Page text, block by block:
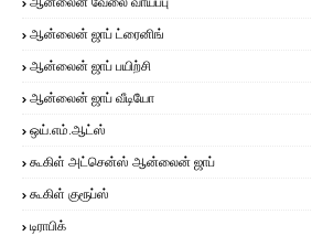
ஆன்லைன் ஜாப் ட்ரைனிங்
ஆன்லைன் ஜாப் பயிற்சி
ஆன்லைன் ஜாப் வீடியோ
ஒய்.எம்.ஆட்ஸ்
கூகிள் அட்சென்ஸ் ஆன்லைன் ஜாப்
கூகிள் குரூப்ஸ்
டிராபிக்